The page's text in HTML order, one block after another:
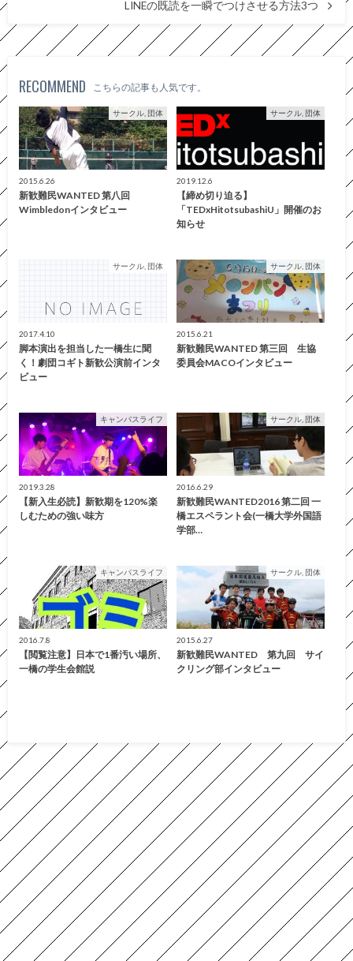
LINEの既読を一瞬でつけさせる方法3つ
RECOMMEND こちらの記事も人気です。
サークル, 団体
2015.6.26
新歓難民WANTED 第八回
Wimbledonインタビュー
サークル, 団体
2019.12.6
【締め切り迫る】
「TEDxHitotsubashiU」開催のお
知らせ
サークル, 団体
2017.4.10
脚本演出を担当した一橋生に聞
く！劇団コギト新歓公演前インタ
ビュー
サークル, 団体
2015.6.21
新歓難民WANTED 第三回 生協
委員会MACOインタビュー
キャンパスライフ
2019.3.28
【新入生必読】新歓期を120%楽
しむための強い味方
サークル, 団体
2016.6.29
新歓難民WANTED2016 第二回 一
橋エスペラント会(一橋大学外国語
学部…
キャンパスライフ
2016.7.8
【閲覧注意】日本で1番汚い場所、
一橋の学生会館説
サークル, 団体
2015.6.27
新歓難民WANTED 第九回 サイ
クリング部インタビュー